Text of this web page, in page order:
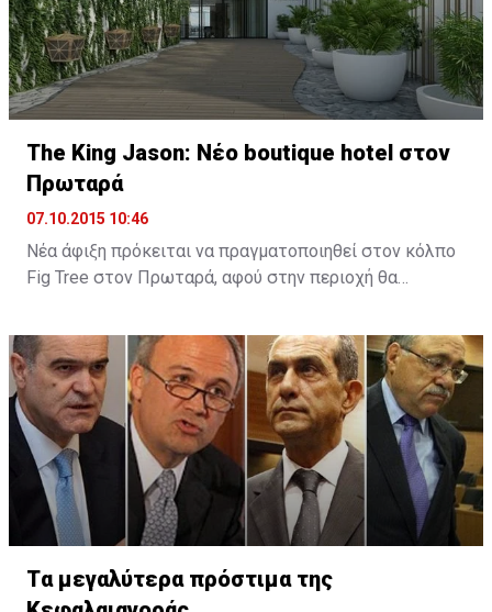
The King Jason: Νέο boutique hotel στον
Πρωταρά
07.10.2015 10:46
Νέα άφιξη πρόκειται να πραγματοποιηθεί στον κόλπο
Fig Tree στον Πρωταρά, αφού στην περιοχή θα
King Jason Protaras. Το νέο ξενοδοχείο θα
λειτουργήσει στα μέσα Απριλίου του 2016.
Tα μεγαλύτερα πρόστιμα της